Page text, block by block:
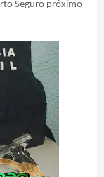
Seguro próximo